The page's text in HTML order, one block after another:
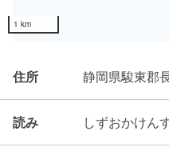
住所 静岡県駿東郡
読み しずおかけん
1 km